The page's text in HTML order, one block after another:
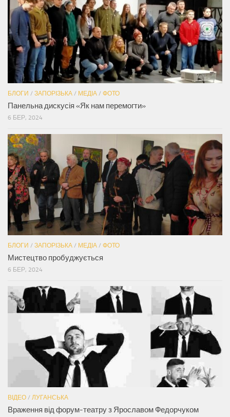
БЛОГИ / ЗАПОРІЗЬКА / МЕДІА / ФОТО
Панельна дискусія «Як нам перемогти»
6 БЕР, 2024
БЛОГИ / ЗАПОРІЗЬКА / МЕДІА / ФОТО
Мистецтво пробуджується
6 БЕР, 2024
ВІДЕО / ЛУГАНСЬКА
Враження від форум-театру з Ярославом Федорчуком